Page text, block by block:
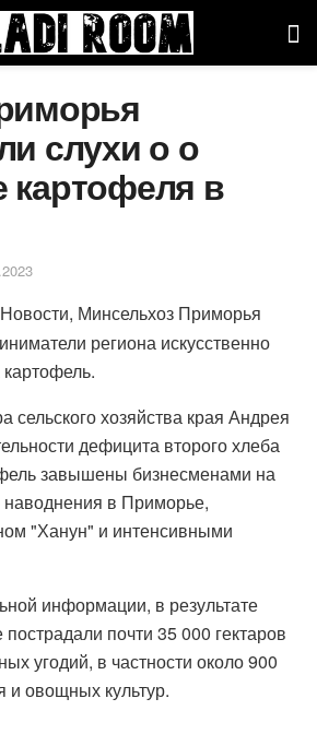
слухи о о
картофеля в
Минсельхоз Приморья
региона искусственно
сельского хозяйства края Андрея
дефицита второго хлеба
завышены бизнесменами на
в Приморье,
"Ханун" и интенсивными
информации, в результате
почти 35 000 гектаров
угодий, в частности около 900
и овощных культур.